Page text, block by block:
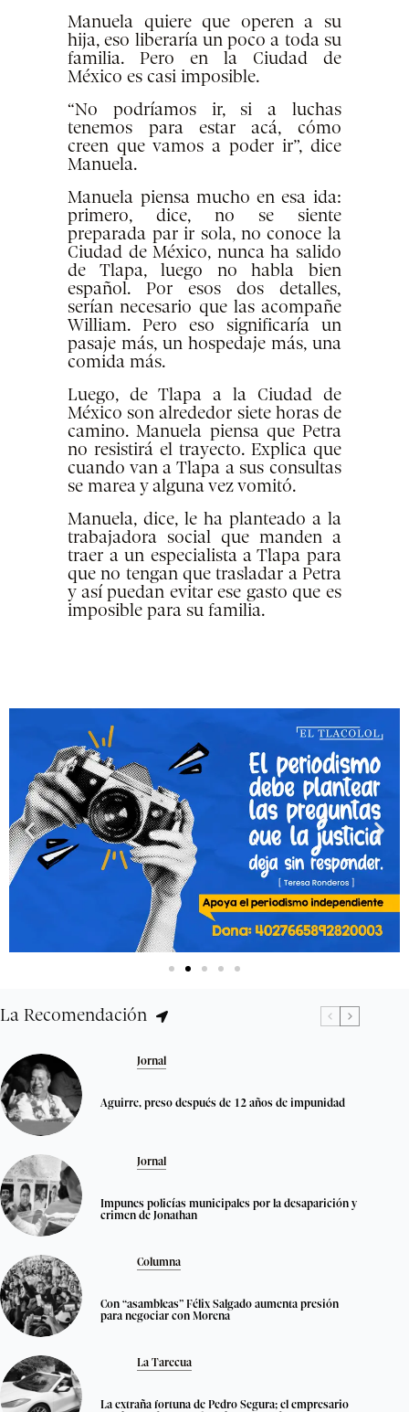
Manuela quiere que operen a su
hija, eso liberaría un poco a toda su
familia. Pero en la Ciudad de
México es casi imposible.
“No podríamos ir, si a luchas
tenemos para estar acá, cómo
creen que vamos a poder ir”, dice
Manuela.
Manuela piensa mucho en esa ida:
primero, dice, no se siente
preparada par ir sola, no conoce la
Ciudad de México, nunca ha salido
de Tlapa, luego no habla bien
español. Por esos dos detalles,
serían necesario que las acompañe
William. Pero eso significaría un
pasaje más, un hospedaje más, una
comida más.
Luego, de Tlapa a la Ciudad de
México son alrededor siete horas de
camino. Manuela piensa que Petra
no resistirá el trayecto. Explica que
cuando van a Tlapa a sus consultas
se marea y alguna vez vomitó.
Manuela, dice, le ha planteado a la
trabajadora social que manden a
traer a un especialista a Tlapa para
que no tengan que trasladar a Petra
y así puedan evitar ese gasto que es
imposible para su familia.
La Recomendación
Jornal
Aguirre, preso después de 12 años de impunidad
Jornal
Impunes policías municipales por la desaparición y
crimen de Jonathan
Columna
Con “asambleas” Félix Salgado aumenta presión
para negociar con Morena
La Tarecua
La extraña fortuna de Pedro Segura; el empresario